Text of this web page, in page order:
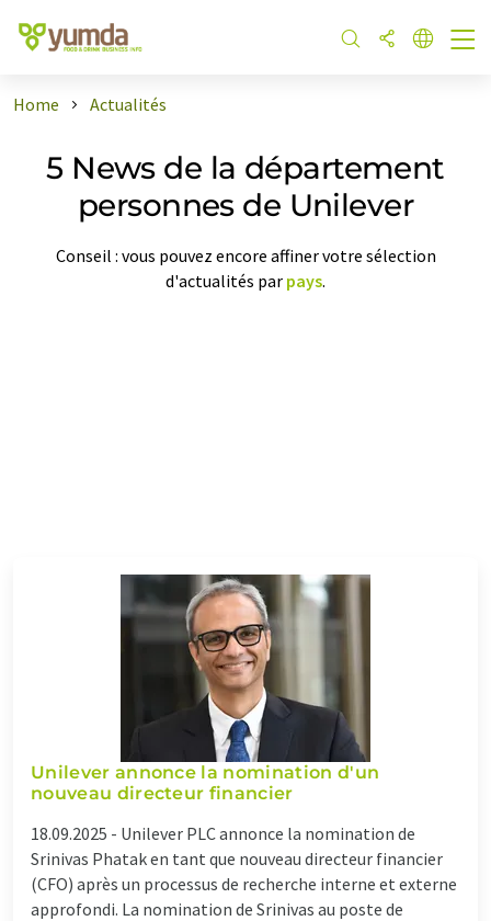
Home Actualités
5 News de la département
personnes de Unilever
Conseil : vous pouvez encore affiner votre sélection
d'actualités par pays.
Unilever annonce la nomination d'un
nouveau directeur financier
18.09.2025 - Unilever PLC annonce la nomination de
Srinivas Phatak en tant que nouveau directeur financier
(CFO) après un processus de recherche interne et externe
approfondi. La nomination de Srinivas au poste de